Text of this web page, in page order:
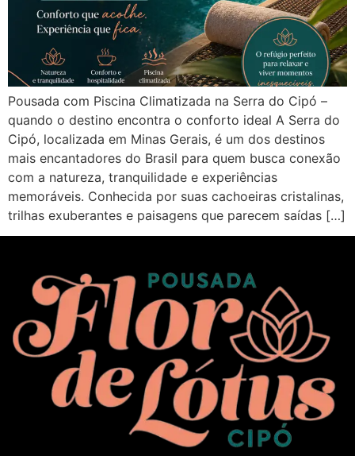
Pousada com Piscina Climatizada na Serra do Cipó –
quando o destino encontra o conforto ideal A Serra do
Cipó, localizada em Minas Gerais, é um dos destinos
mais encantadores do Brasil para quem busca conexão
com a natureza, tranquilidade e experiências
memoráveis. Conhecida por suas cachoeiras cristalinas,
trilhas exuberantes e paisagens que parecem saídas […]